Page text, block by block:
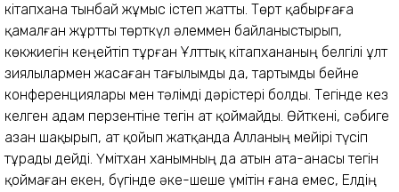
кітапхана тынбай жұмыс істеп жатты. Төрт қабырғаға
қамалған жұртты төрткүл әлеммен байланыстырып,
көкжиегін кеңейтіп тұрған Ұлттық кітапхананың белгілі ұлт
зиялылармен жасаған тағылымды да, тартымды бейне
конференциялары мен тәлімді дәрістері болды. Тегінде кез
келген адам перзентіне тегін ат қоймайды. Өйткені, сәбиге
азан шақырып, ат қойып жатқанда Алланың мейірі түсіп
тұрады дейді. Үмітхан ханымның да атын ата-анасы тегін
қоймаған екен, бүгінде әке-шеше үмітін ғана емес, Елдің